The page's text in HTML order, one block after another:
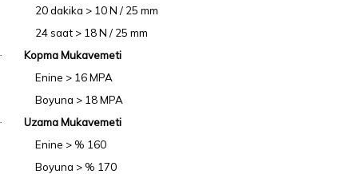
20 dakika > 10 N / 25 mm
24 saat > 18 N / 25 mm
·
Kopma Mukavemeti
Enine > 16 MPA
Boyuna > 18 MPA
·
Uzama Mukavemeti
Enine > % 160
Boyuna > % 170